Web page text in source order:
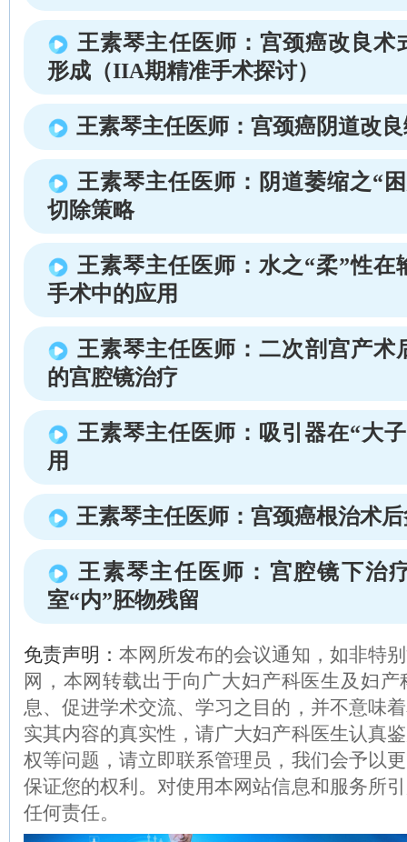
王素琴主任医师：宫颈癌改良
形成（IIA期精准手术探讨）
王素琴主任医师：宫颈癌阴道改
王素琴主任医师：阴道萎缩之“
切除策略
王素琴主任医师：水之“柔”性在
手术中的应用
王素琴主任医师：二次剖宫产术
的宫腔镜治疗
王素琴主任医师：吸引器在“大
用
王素琴主任医师：宫颈癌根治术
王素琴主任医师：宫腔镜下治
室“内”胚物残留
免责声明：本网所发布的会议通知，如非特
网，本网转载出于向广大妇产科医生及妇
息、促进学术交流、学习之目的，并不意味
实其内容的真实性，请广大妇产科医生认真
权等问题，请立即联系管理员，我们会予以
保证您的权利。对使用本网站信息和服务所
任何责任。